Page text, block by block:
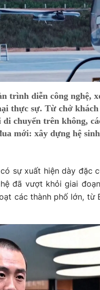
trình diễn công nghệ,
thực sự. Từ chở
chuyển trên không,
mới: xây dựng hệ
sự xuất hiện dày đặc
đã vượt khỏi giai
các thành phố lớn, từ